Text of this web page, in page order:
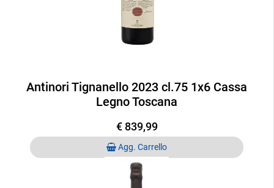
Antinori Tignanello 2023 cl.75 1x6 Cassa
Legno Toscana
€ 839,99
Quantità
Agg. Carrello